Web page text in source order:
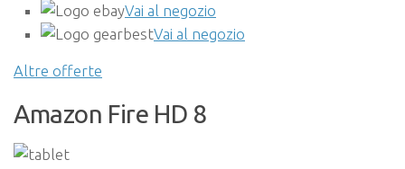
Vai al negozio
Vai al negozio
Altre offerte
Amazon Fire HD 8